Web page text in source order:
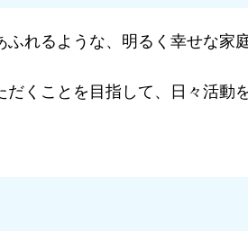
れるような、明るく幸せな家
くことを目指して、日々活動